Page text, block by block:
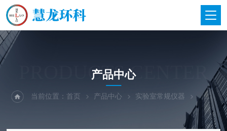
PRODUCTS CENTER
产品中心
当前位置：首页 产品中心 实验室常规仪器 英国